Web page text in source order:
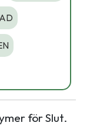
för Slut.